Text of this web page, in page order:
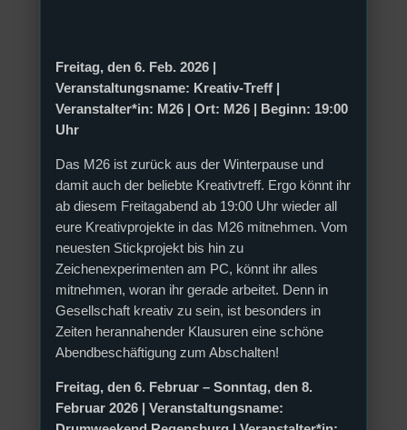
Freitag, den 6. Feb. 2026 |
Veranstaltungsname: Kreativ-Treff |
Veranstalter*in: M26 | Ort: M26 | Beginn: 19:00
Uhr
Das M26 ist zurück aus der Winterpause und
damit auch der beliebte Kreativtreff. Ergo könnt ihr
ab diesem Freitagabend ab 19:00 Uhr wieder all
eure Kreativprojekte in das M26 mitnehmen. Vom
neuesten Stickprojekt bis hin zu
Zeichenexperimenten am PC, könnt ihr alles
mitnehmen, woran ihr gerade arbeitet. Denn in
Gesellschaft kreativ zu sein, ist besonders in
Zeiten herannahender Klausuren eine schöne
Abendbeschäftigung zum Abschalten!
Freitag, den 6. Februar – Sonntag, den 8.
Februar 2026 | Veranstaltungsname: